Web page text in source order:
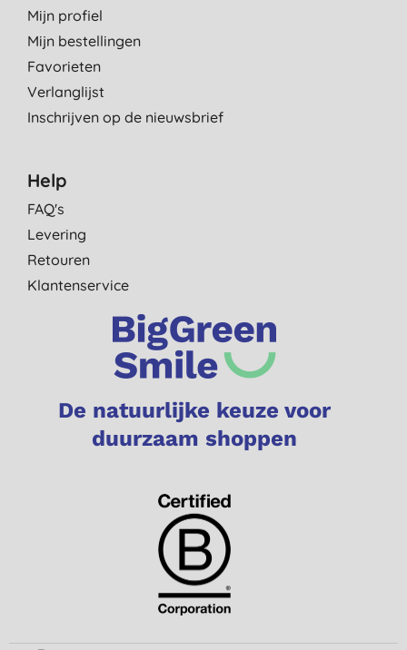
Mijn profiel
Mijn bestellingen
Favorieten
Verlanglijst
Inschrijven op de nieuwsbrief
Help
FAQ's
Levering
Retouren
Klantenservice
De natuurlijke keuze voor
duurzaam shoppen